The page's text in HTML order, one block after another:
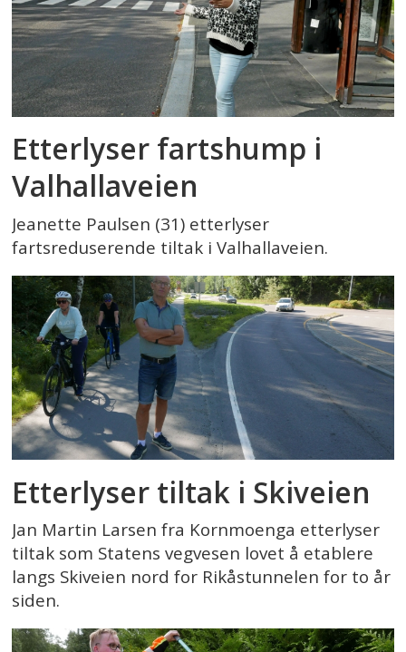
Etterlyser fartshump i
Valhallaveien
Jeanette Paulsen (31) etterlyser
fartsreduserende tiltak i Valhallaveien.
Etterlyser tiltak i Skiveien
Jan Martin Larsen fra Kornmoenga etterlyser
tiltak som Statens vegvesen lovet å etablere
langs Skiveien nord for Rikåstunnelen for to år
siden.